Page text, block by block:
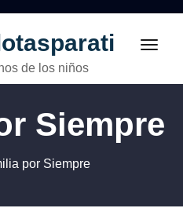
de los niños
Siempre
por Siempre